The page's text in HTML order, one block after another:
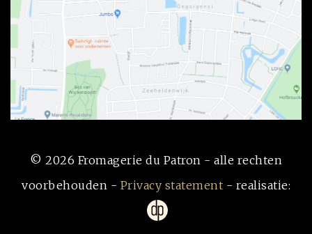
© 2026 Fromagerie du Patron - alle rechten
voorbehouden - Privacy statement - realisatie: